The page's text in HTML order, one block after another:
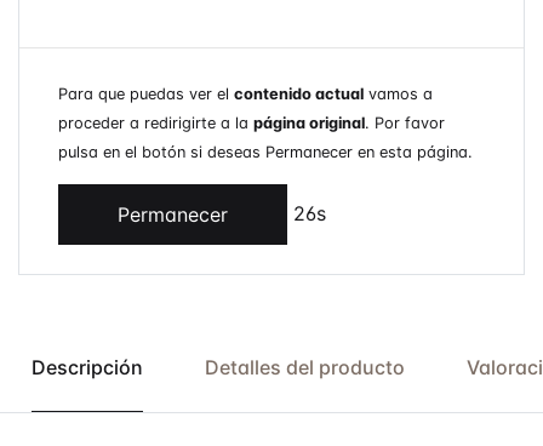
Para que puedas ver el contenido actual vamos a
proceder a redirigirte a la página original. Por favor
pulsa en el botón si deseas Permanecer en esta página.
Permanecer 26s
Descripción Detalles del producto